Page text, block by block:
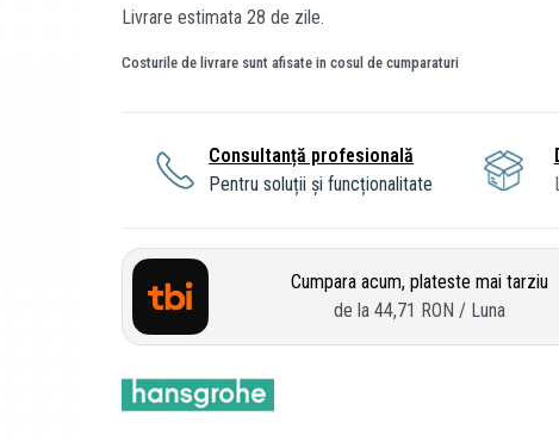
Livrare estimata 28 de zile.
Costurile de livrare sunt afisate in cosul de cumparaturi
Consultanță profesională
Pentru soluții și funcționalitate
Cumpara acum, plateste mai tarziu
de la 44,71 RON / Luna